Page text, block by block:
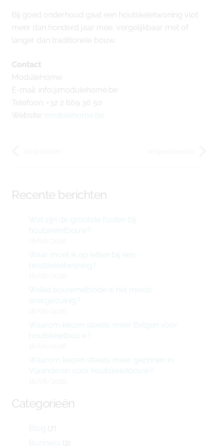
Bij goed onderhoud gaat een houtskeletwoning vlot
meer dan honderd jaar mee, vergelijkbaar met of
langer dan traditionele bouw.
Contact
ModuleHome
E-mail: info@modulehome.be
Telefoon: +32 2 669 36 50
Website: modulehome.be
Recente berichten
Wat zijn de grootste fouten bij
houtskeletbouw?
Waar moet ik op letten bij een
houtskeletwoning?
Welke bouwmethode is het meest
energiezuinig?
Waarom kiezen steeds meer Belgen voor
houtskeletbouw?
Waarom kiezen steeds meer gezinnen in
Vlaanderen voor houtskeletbouw?
Categorieën
Blog (7)
Business (2)